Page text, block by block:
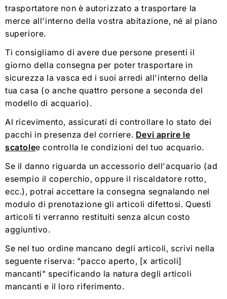
trasportatore non è autorizzato a trasportare la
merce all'interno della vostra abitazione, né al piano
superiore.
Ti consigliamo di avere due persone presenti il ​​
giorno della consegna per poter trasportare in
sicurezza la vasca ed i suoi arredi all'interno della
tua casa (o anche quattro persone a seconda del
modello di acquario).
Al ricevimento, assicurati di controllare lo stato dei
pacchi in presenza del corriere. Devi aprire le
scatolee controlla le condizioni del tuo acquario.
Se il danno riguarda un accessorio dell'acquario (ad
esempio il coperchio, oppure il riscaldatore rotto,
ecc.), potrai accettare la consegna segnalando nel
modulo di prenotazione gli articoli difettosi. Questi
articoli ti verranno restituiti senza alcun costo
aggiuntivo.
Se nel tuo ordine mancano degli articoli, scrivi nella
seguente riserva: "pacco aperto, [x articoli]
mancanti" specificando la natura degli articoli
mancanti e il loro riferimento.